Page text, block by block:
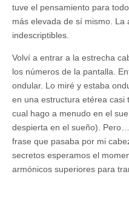
tuve el pensamiento para
más elevada de sí mismo. La
indescriptibles.
Volví a entrar a la estrecha
los números de la pantalla.
ondular. Lo miré y estaba
en una estructura etérea
cual hago a menudo en el
despierta en el sueño).
frase que pasaba por mi
secretos esperamos el
armónicos superiores para